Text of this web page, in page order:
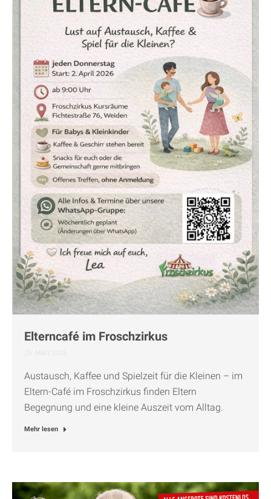
Elterncafé im Froschzirkus
25. März 2026
Austausch, Kaffee und Spielzeit für die Kleinen – im
Eltern-Café im Froschzirkus finden Eltern
Begegnung und eine kleine Auszeit vom Alltag.
Mehr lesen